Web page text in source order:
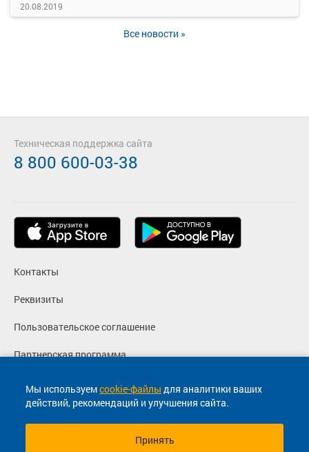
20.08.2019
Все новости »
Мы используемcookie-файлы для аналитики ваших
действий, рекомендаций и улучшения сайта.
Принять
Контакты
Реквизиты
Пользовательское соглашение
Партнерская программа
Политика конфиденциальности
Согласие на маркетинговые сообщения
Техническая поддержка сайта
8 800 600-03-38